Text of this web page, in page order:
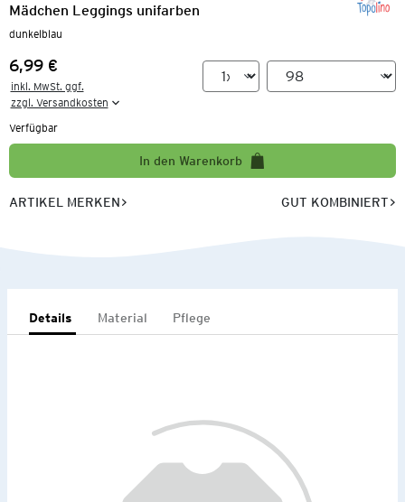
Mädchen Leggings unifarben
dunkelblau
Preis:
6,99 €
inkl. MwSt. ggf.
zzgl. Versandkosten
Verfügbar
In den Warenkorb
ARTIKEL MERKEN GUT KOMBINIERT
Details Material Pflege